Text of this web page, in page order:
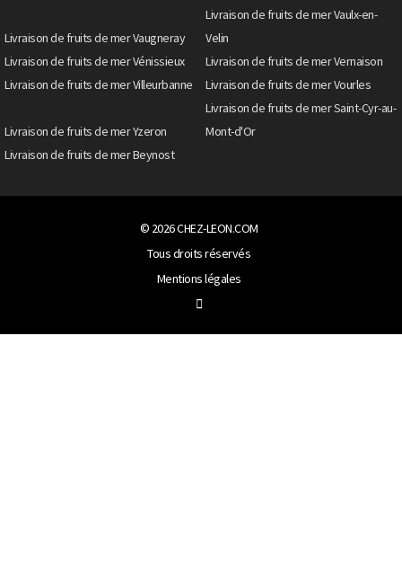
Livraison de fruits de mer Vaugneray
Livraison de fruits de mer Vaulx-en-
Velin
Livraison de fruits de mer Vénissieux
Livraison de fruits de mer Vernaison
Livraison de fruits de mer Villeurbanne
Livraison de fruits de mer Vourles
Livraison de fruits de mer Yzeron
Livraison de fruits de mer Saint-Cyr-au-
Mont-d'Or
Livraison de fruits de mer Beynost
© 2026CHEZ-LEON.COM
Tous droits réservés
Mentions légales